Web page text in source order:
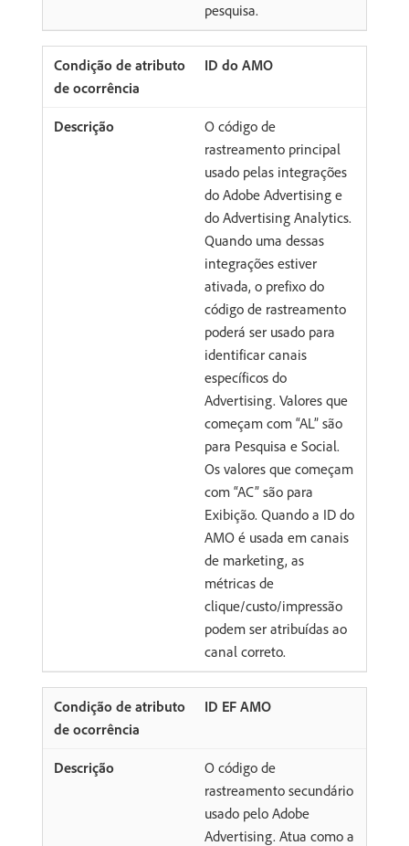
pesquisa.
ID do AMO
O código de
rastreamento principal
usado pelas integrações
do Adobe Advertising e
do Advertising Analytics.
Quando uma dessas
integrações estiver
ativada, o prefixo do
código de rastreamento
poderá ser usado para
identificar canais
específicos do
Advertising. Valores que
começam com “AL” são
para Pesquisa e Social.
Os valores que começam
com “AC” são para
Exibição. Quando a ID do
AMO é usada em canais
de marketing, as
métricas de
clique/custo/impressão
podem ser atribuídas ao
canal correto.
ID EF AMO
O código de
rastreamento secundário
usado pelo Adobe
Advertising. Atua como a